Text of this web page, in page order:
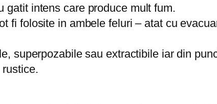
gatit intens care produce mult fum.
fi folosite in ambele feluri – atat cu
superpozabile sau extractibile iar din